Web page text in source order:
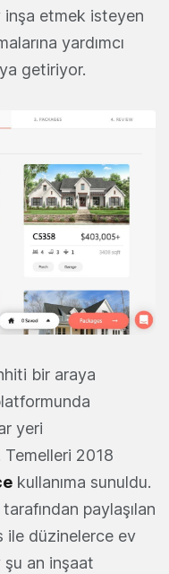
inşa etmek isteyen
yardımcı
getiriyor.
bir araya
yeri
2018
kullanıma sunuldu.
paylaşılan
ile düzinelerce ev
şu an inşaat